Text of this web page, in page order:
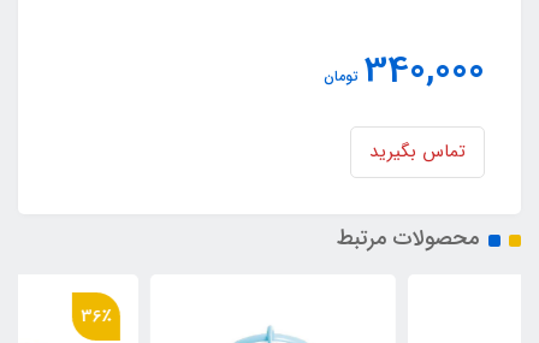
340,000 تومان
تماس بگیرید
محصولات مرتبط